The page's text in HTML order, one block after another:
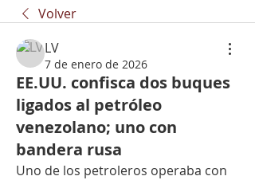
Volver
LV
7 de enero de 2026
EE.UU. confisca dos buques
ligados al petróleo
venezolano; uno con
bandera rusa
Uno de los petroleros operaba con